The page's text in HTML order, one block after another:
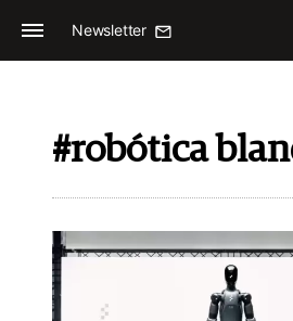
Newsletter
#robótica